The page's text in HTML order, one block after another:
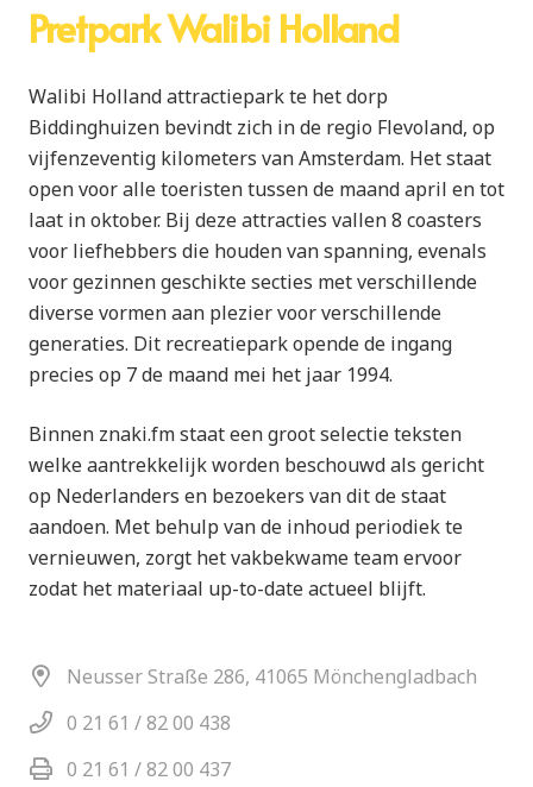
Pretpark Walibi Holland
Walibi Holland attractiepark te het dorp
Biddinghuizen bevindt zich in de regio Flevoland, op
vijfenzeventig kilometers van Amsterdam. Het staat
open voor alle toeristen tussen de maand april en tot
laat in oktober. Bij deze attracties vallen 8 coasters
voor liefhebbers die houden van spanning, evenals
voor gezinnen geschikte secties met verschillende
diverse vormen aan plezier voor verschillende
generaties. Dit recreatiepark opende de ingang
precies op 7 de maand mei het jaar 1994.
Binnen znaki.fm staat een groot selectie teksten
welke aantrekkelijk worden beschouwd als gericht
op Nederlanders en bezoekers van dit de staat
aandoen. Met behulp van de inhoud periodiek te
vernieuwen, zorgt het vakbekwame team ervoor
zodat het materiaal up-to-date actueel blijft.
Neusser Straße 286, 41065 Mönchengladbach
0 21 61 / 82 00 438
0 21 61 / 82 00 437